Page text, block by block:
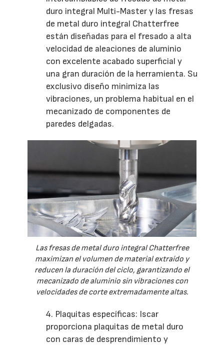
duro integral Multi-Master y las fresas
de metal duro integral Chatterfree
están diseñadas para el fresado a alta
velocidad de aleaciones de aluminio
con excelente acabado superficial y
una gran duración de la herramienta. Su
exclusivo diseño minimiza las
vibraciones, un problema habitual en el
mecanizado de componentes de
paredes delgadas.
Las fresas de metal duro integral Chatterfree
maximizan el volumen de material extraído y
reducen la duración del ciclo, garantizando el
mecanizado de aluminio sin vibraciones con
velocidades de corte extremadamente altas.
4. Plaquitas específicas: Iscar
proporciona plaquitas de metal duro
con caras de desprendimiento y